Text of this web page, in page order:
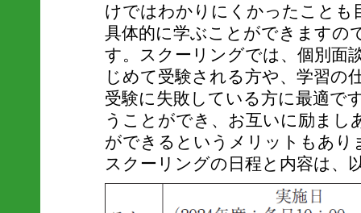
けではわかりにくかったことも
具体的に学ぶことができますの
す。スクーリングでは、個別面
じめて受験される方や、学習の
受験に失敗している方に最適で
うことができ、お互いに励まし
ができるというメリットもあり
スクーリングの日程と内容は、